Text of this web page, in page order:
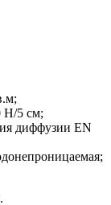
Н/5 см;
диффузии EN